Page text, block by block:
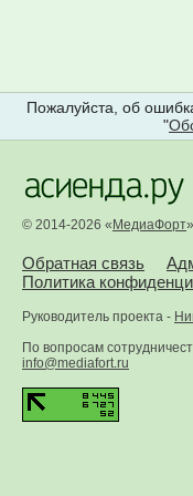
Пожалуйста, об
"
© 2014-2026 « МедиаФорт»
Обратная связь
Политика
Руководитель проекта -
По вопросам
info@mediafort.ru